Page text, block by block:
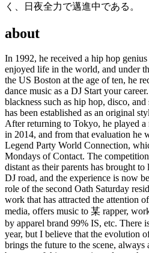
く、日夜全力で邁進中である。
about
In 1992, he received a hip hop
enjoyed life in the world, and under
the US Boston at the age of ten, he
dance music as a DJ Start your
blackness such as hip hop, disco,
has been established as an original
After returning to Tokyo, he played
in 2014, and from that evaluation he
Legend Party World Connection,
Mondays of Contact. The
distant as their parents has brought
DJ road, and the experience is now
role of the second Oath Saturday
work that has attracted the attention
media, offers music to 某 rapper,
by apparel brand 99% IS, etc. There
year, but I believe that the evolution
brings the future to the scene,